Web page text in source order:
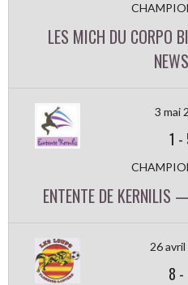
LES MICH DU CORPO
3 mai
1 -
ENTENTE DE KERNILIS
26
8 -